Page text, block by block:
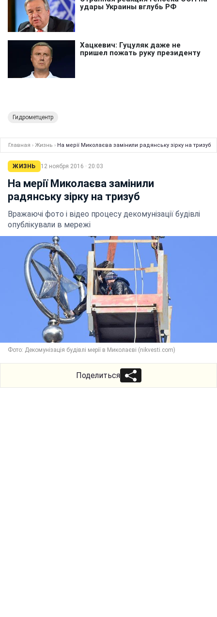
Гидрометцентр
Главная › Жизнь › На мерії Миколаєва замінили радянську зірку на тризуб
ЖИЗНЬ 12 ноября 2016 · 20:03
На мерії Миколаєва замінили
радянську зірку на тризуб
Вражаючі фото і відео процесу декомунізації будівлі
опублікували в мережі
Фото: Декомунізація будівлі мерії в Миколаєві (nikvesti.com)
Поделиться